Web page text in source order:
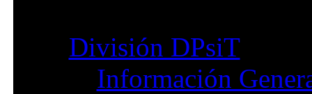
División DPsiT
Información